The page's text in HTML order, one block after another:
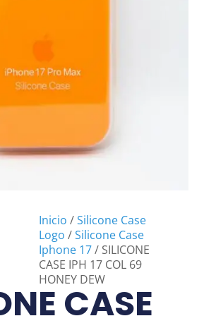
Inicio /Silicone Case
Logo /Silicone Case
Iphone 17/ SILICONE
CASE IPH 17 COL 69
HONEY DEW
CASE